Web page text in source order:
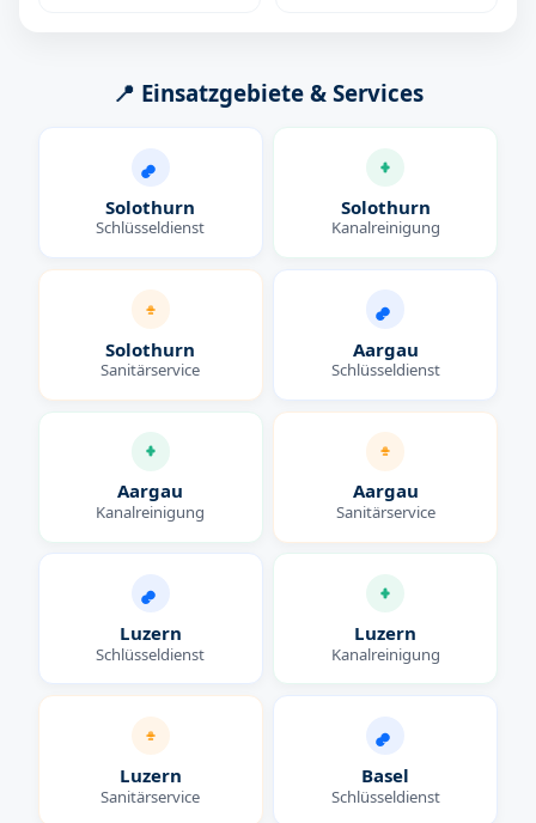
📍 Einsatzgebiete & Services
Solothurn
Schlüsseldienst
Solothurn
Kanalreinigung
Solothurn
Sanitärservice
Aargau
Schlüsseldienst
Aargau
Kanalreinigung
Aargau
Sanitärservice
Luzern
Schlüsseldienst
Luzern
Kanalreinigung
Luzern
Sanitärservice
Basel
Schlüsseldienst